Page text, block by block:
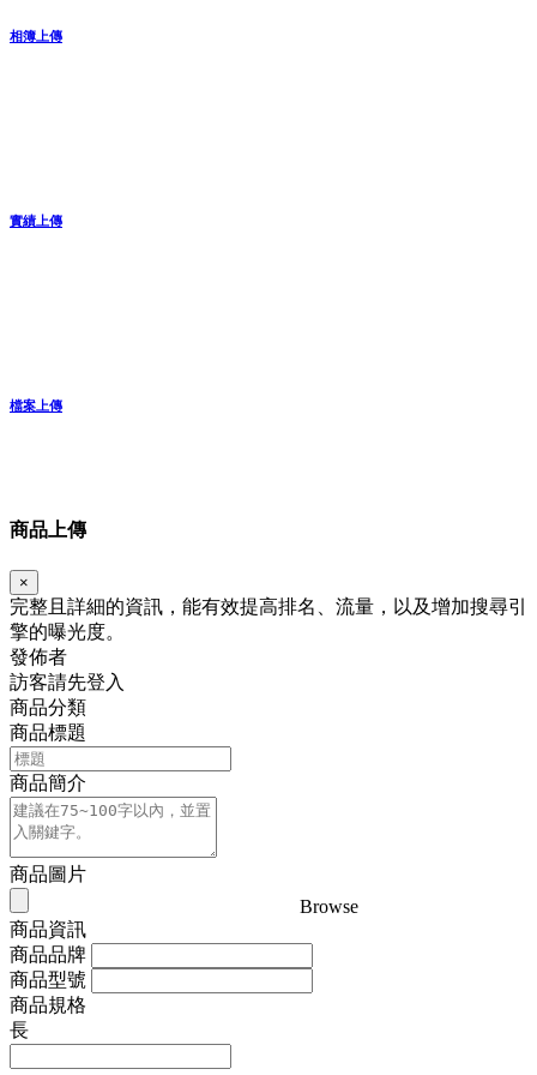
相簿上傳
實績上傳
檔案上傳
商品上傳
×
完整且詳細的資訊，能有效提高排名、流量，以及增加搜尋引
擎的曝光度。
發佈者
訪客請先登入
商品分類
商品標題
商品簡介
商品圖片
Browse
商品資訊
商品品牌
商品型號
商品規格
長